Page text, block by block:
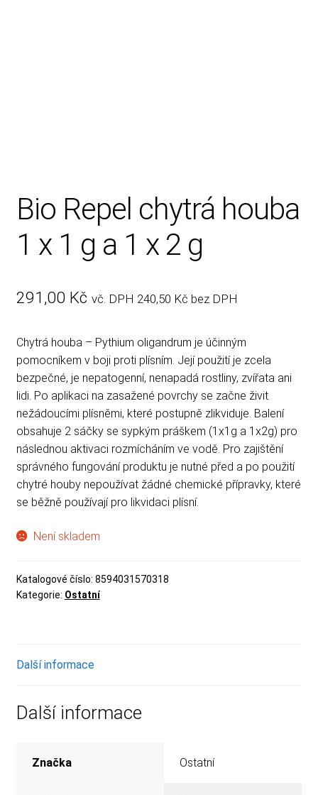
Bio Repel chytrá houba
1 x 1 g a 1 x 2 g
291,00 Kč vč. DPH 240,50 Kč bez DPH
Chytrá houba – Pythium oligandrum je účinným
pomocníkem v boji proti plísním. Její použití je zcela
bezpečné, je nepatogenní, nenapadá rostliny, zvířata ani
lidi. Po aplikaci na zasažené povrchy se začne živit
nežádoucími plísněmi, které postupně zlikviduje. Balení
obsahuje 2 sáčky se sypkým práškem (1x1g a 1x2g) pro
následnou aktivaci rozmícháním ve vodě. Pro zajištění
správného fungování produktu je nutné před a po použití
chytré houby nepoužívat žádné chemické přípravky, které
se běžně používají pro likvidaci plísní.
Není skladem
Katalogové číslo: 8594031570318
Kategorie: Ostatní
Další informace
Další informace
Značka Ostatní